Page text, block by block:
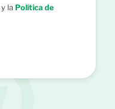
y la Política de